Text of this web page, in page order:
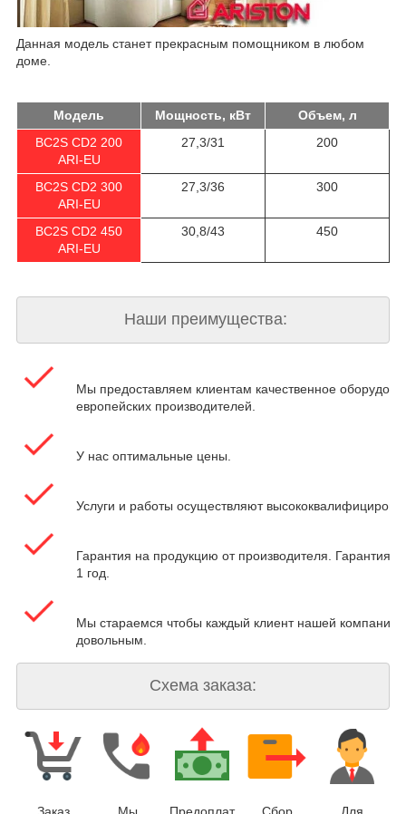
Данная модель станет прекрасным помощником в любом
доме.
Модель Мощность, кВт
Объем, л
BC2S CD2 200
ARI-EU
27,3/31 200
BC2S CD2 300
ARI-EU
27,3/36 300
BC2S CD2 450
ARI-EU
30,8/43 450
Наши преимущества:
Мы предоставляем клиентам качественное
европейских производителей.
У нас оптимальные цены.
Услуги и работы осуществляют
Гарантия на продукцию от производителя. Гарантия
1 год.
Мы стараемся чтобы каждый клиент нашей компании
довольным.
Схема заказа:
Заказ
Мы
Предоплат
Сбор
Для